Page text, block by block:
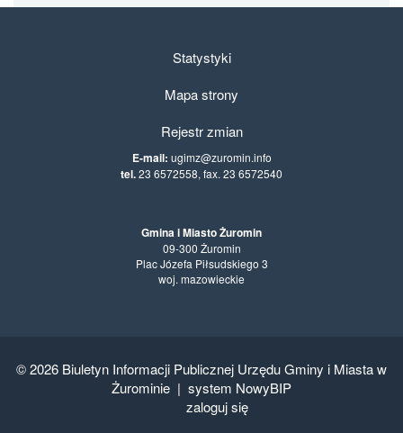
Statystyki
Mapa strony
Rejestr zmian
E-mail: ugimz@zuromin.info
tel.23 6572558, fax. 23 6572540
Gmina i Miasto Żuromin
09-300 Żuromin
Plac Józefa Piłsudskiego 3
woj. mazowieckie
© 2026 Biuletyn Informacji Publicznej Urzędu Gminy i Miasta w
Żurominie | system NowyBIP
zaloguj się